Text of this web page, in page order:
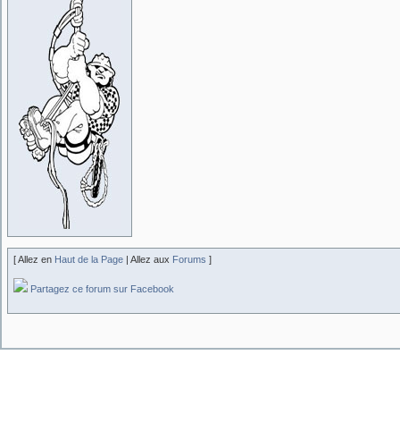
[ Allez en Haut de la Page | Allez aux Forums ]
Partagez ce forum sur Facebook